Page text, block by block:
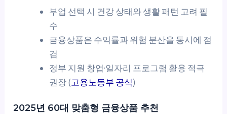
부업 선택 시 건강 상태와 생활 패턴 고려 필
수
금융상품은 수익률과 위험 분산을 동시에 점
검
정부 지원 창업·일자리 프로그램 활용 적극
권장 (고용노동부 공식)
2025년 60대 맞춤형 금융상품 추천